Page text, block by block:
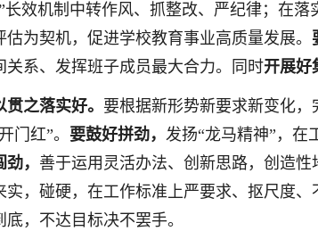
长效机制中转作风、抓整改、严纪律；在
为契机，促进学校教育事业高质量发展。
关系、发挥班子成员最大合力。同时开展好
之落实好。 要根据新形势新要求新变化
门红”。 要鼓好拼劲， 发扬“龙马精神”，在
， 善于运用灵活办法、创新思路，创造性
实，碰硬，在工作标准上严要求、抠尺度、
底，不达目标决不罢手。